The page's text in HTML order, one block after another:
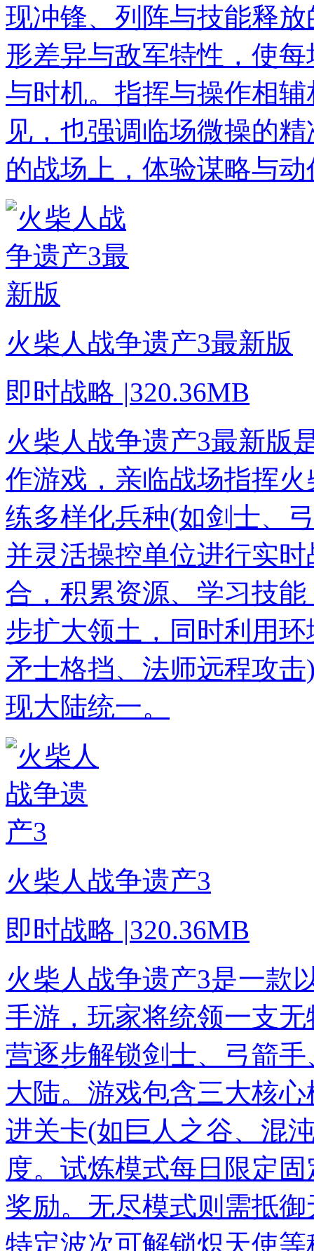
现冲锋、列阵与技能释
形差异与敌军特性，使
与时机。指挥与操作相
见，也强调临场微操的
的战场上，体验谋略与
火柴人战争遗产3最新版
即时战略 |320.36MB
火柴人战争遗产3最新版
作游戏，亲临战场指挥
练多样化兵种(如剑士、
并灵活操控单位进行实
合，积累资源、学习技
步扩大领土，同时利用
矛士格挡、法师远程攻
现大陆统一。
火柴人战争遗产3
即时战略 |320.36MB
火柴人战争遗产3是一款
手游，玩家将统领一支
营逐步解锁剑士、弓箭
大陆。游戏包含三大核
进关卡(如巨人之谷、混
度。试炼模式每日限定
奖励。无尽模式则需抵
特定波次可解锁炽天使